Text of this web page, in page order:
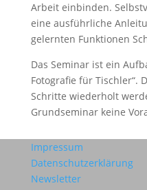
Arbeit einbinden.
eine ausführliche
gelernten Funktionen
Das Seminar ist ein
Fotografie für Tischler“.
Schritte wiederholt
Grundseminar keine
Impressum
Datenschutzerklärung
Newsletter